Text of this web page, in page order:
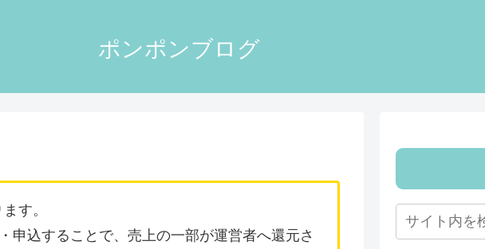
ポンポンブログ
す。
申込することで、売上の一部が運営者へ還元さ